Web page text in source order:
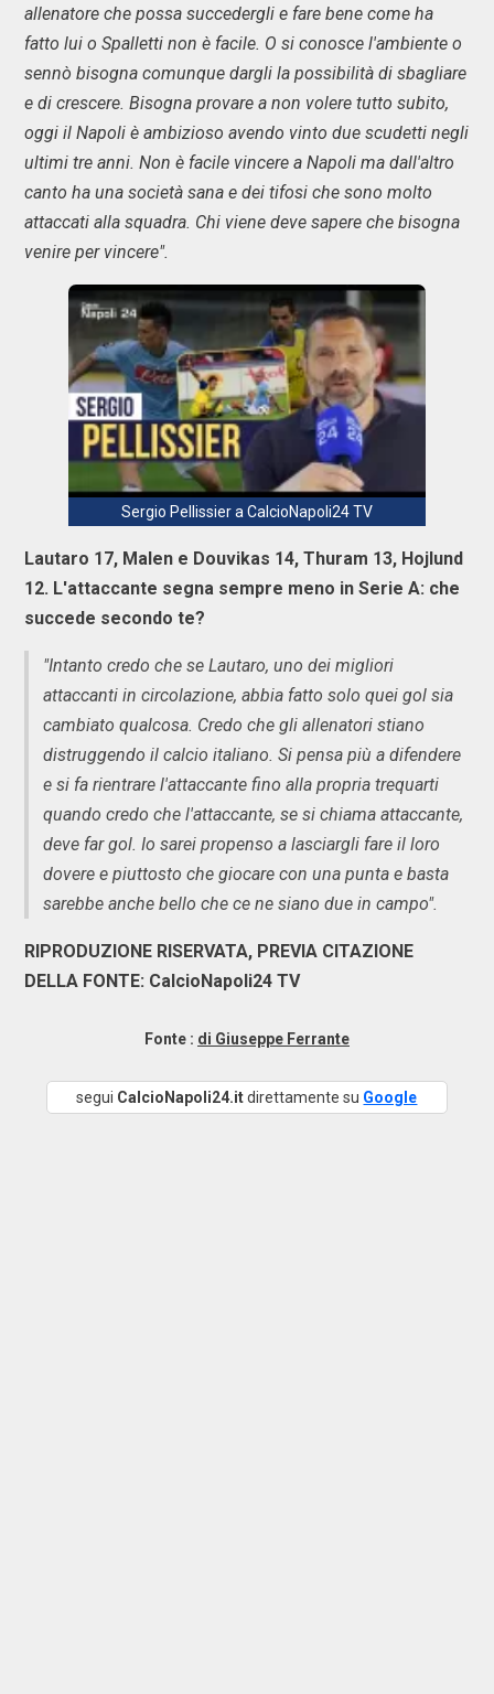
allenatore che possa succedergli e fare bene come ha
fatto lui o Spalletti non è facile. O si conosce l'ambiente o
sennò bisogna comunque dargli la possibilità di sbagliare
e di crescere. Bisogna provare a non volere tutto subito,
oggi il Napoli è ambizioso avendo vinto due scudetti negli
ultimi tre anni. Non è facile vincere a Napoli ma dall'altro
canto ha una società sana e dei tifosi che sono molto
attaccati alla squadra. Chi viene deve sapere che bisogna
venire per vincere".
Sergio Pellissier a CalcioNapoli24 TV
Lautaro 17, Malen e Douvikas 14, Thuram 13, Hojlund
12. L'attaccante segna sempre meno in Serie A: che
succede secondo te?
"Intanto credo che se Lautaro, uno dei migliori
attaccanti in circolazione, abbia fatto solo quei gol sia
cambiato qualcosa. Credo che gli allenatori stiano
distruggendo il calcio italiano. Si pensa più a difendere
e si fa rientrare l'attaccante fino alla propria trequarti
quando credo che l'attaccante, se si chiama attaccante,
deve far gol. Io sarei propenso a lasciargli fare il loro
dovere e piuttosto che giocare con una punta e basta
sarebbe anche bello che ce ne siano due in campo".
RIPRODUZIONE RISERVATA, PREVIA CITAZIONE
DELLA FONTE: CalcioNapoli24 TV
Fonte : di Giuseppe Ferrante
segui CalcioNapoli24.itdirettamente su Google